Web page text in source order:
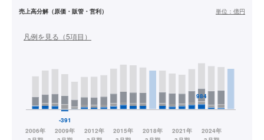
売上高分解（原価・販管・営利） 単位： 億円
凡例を見る（5項目）